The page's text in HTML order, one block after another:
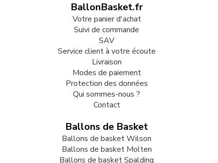
BallonBasket.fr
Votre panier d'achat
Suivi de commande
SAV
Service client à votre écoute
Livraison
Modes de paiement
Protection des données
Qui sommes-nous ?
Contact
Ballons de Basket
Ballons de basket Wilson
Ballons de basket Molten
Ballons de basket Spalding